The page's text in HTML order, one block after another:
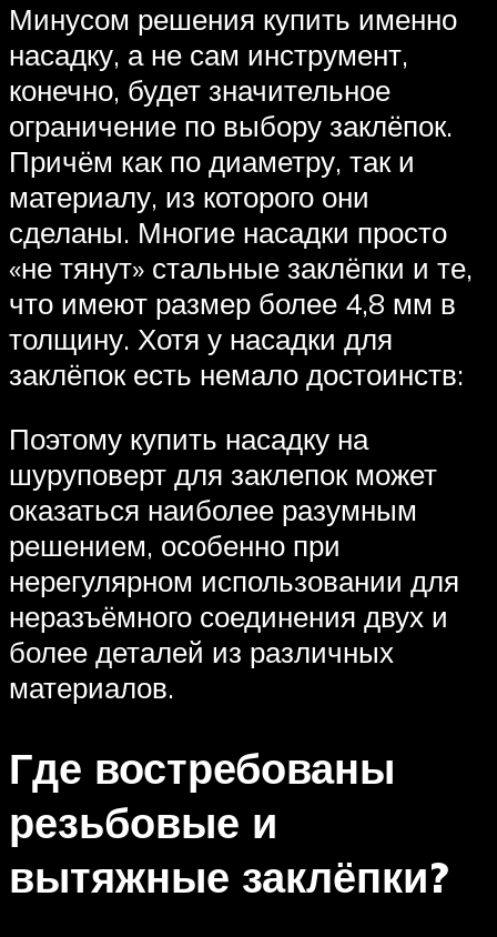
Минусом решения купить именно
насадку, а не сам инструмент,
конечно, будет значительное
ограничение по выбору заклёпок.
Причём как по диаметру, так и
материалу, из которого они
сделаны. Многие насадки просто
«не тянут» стальные заклёпки и те,
что имеют размер более 4,8 мм в
толщину. Хотя у насадки для
заклёпок есть немало достоинств:
Поэтому купить насадку на
шуруповерт для заклепок может
оказаться наиболее разумным
решением, особенно при
нерегулярном использовании для
неразъёмного соединения двух и
более деталей из различных
материалов.
Где востребованы
резьбовые и
вытяжные заклёпки?